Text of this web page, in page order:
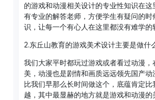
的游戏和动漫相关设计的专业性知识在
有专业的解答老师，方便学生有疑问的
识，让每一个有心人在这里都没有难学的
2.东丘山教育的游戏美术设计主要是做什
我们大家平时都玩过游戏或者看过动漫
美，动漫也是剧情和画质远远领先国产
比我们早那么长时间做这个，底蕴肯定
越，其中最显赫的地方就是游戏和动漫